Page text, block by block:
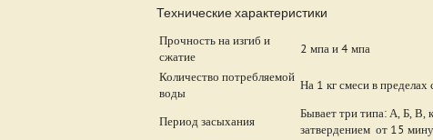
Технические характеристики
Прочность на изгиб и
сжатие
2 мпа и 4 мпа
Количество потребляемой
воды
На 1 кг смеси в пределах
Период засыхания
Бывает три типа: А, Б, В,
затвердением от 15